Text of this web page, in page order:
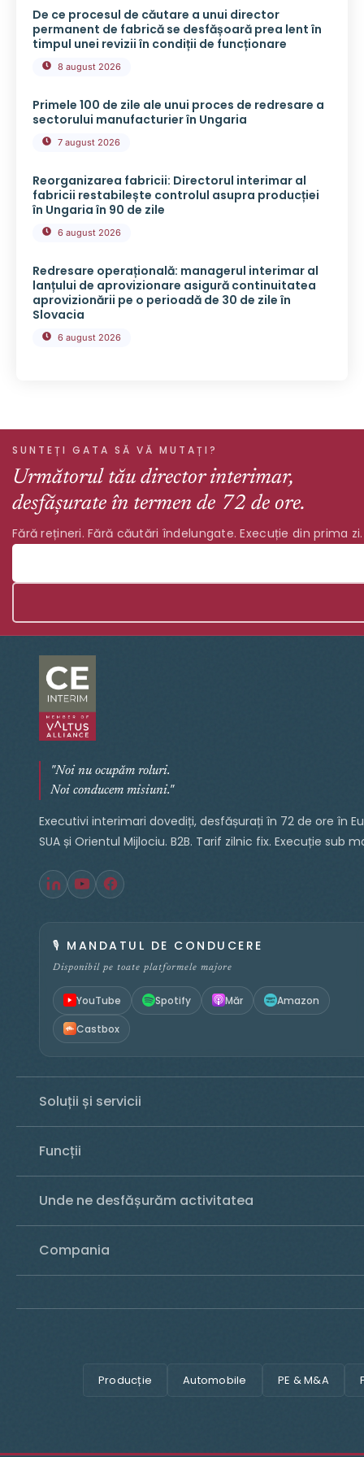
De ce procesul de căutare a unui director
permanent de fabrică se desfășoară prea lent în
timpul unei revizii în condiții de funcționare
8 august 2026
Primele 100 de zile ale unui proces de redresare a
sectorului manufacturier în Ungaria
7 august 2026
Reorganizarea fabricii: Directorul interimar al
fabricii restabilește controlul asupra producției
în Ungaria în 90 de zile
6 august 2026
Redresare operațională: managerul interimar al
lanțului de aprovizionare asigură continuitatea
aprovizionării pe o perioadă de 30 de zile în
Slovacia
6 august 2026
SUNTEȚI GATA SĂ VĂ MUTAȚI?
Următorul tău director interimar,
desfășurate în termen de 72 de ore.
Fără rețineri. Fără căutări îndelungate. Execuție din prima zi.
"Noi nu ocupăm roluri.
Noi conducem misiuni."
Executivi interimari dovediți, desfășurați în 72 de ore în
SUA și Orientul Mijlociu. B2B. Tarif zilnic fix. Execuție sub
🎙️ MANDATUL DE CONDUCERE
Disponibil pe toate platformele majore
YouTube Spotify Măr Amazon
Castbox
Soluții și servicii
Funcții
Unde ne desfășurăm activitatea
Compania
Producție Automobile PE & M&A